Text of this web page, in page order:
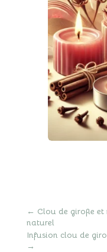
← Clou de girofle et
naturel
Infusion clou de
→